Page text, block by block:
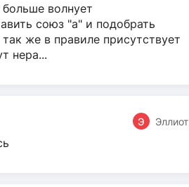
волнует
союз "а" и подобрать
же в правиле присутствует
нера...
Э Эллиот